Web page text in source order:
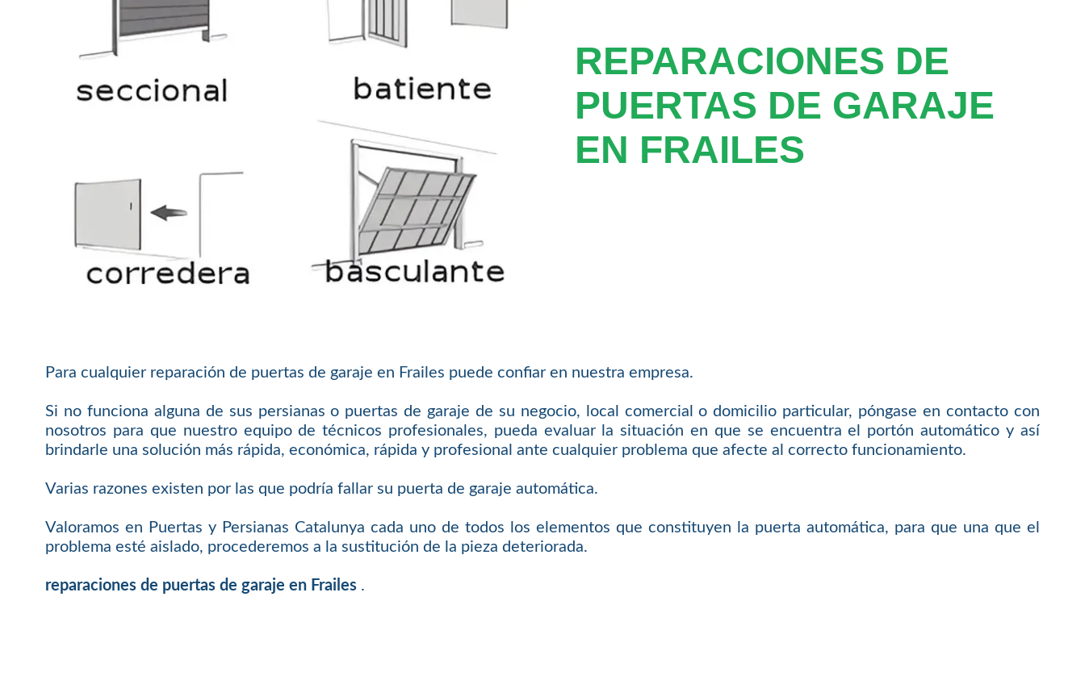
REPARACIONES DE
PUERTAS DE GARAJE
EN FRAILES
Para cualquier reparación de puertas de garaje en Frailes puede confiar en nuestra empresa.
Si no funciona alguna de sus persianas o puertas de garaje de su negocio, local comercial o domicilio particular, póngase en contacto con
nosotros para que nuestro equipo de técnicos profesionales, pueda evaluar la situación en que se encuentra el portón automático y así
brindarle una solución más rápida, económica, rápida y profesional ante cualquier problema que afecte al correcto funcionamiento.
Varias razones existen por las que podría fallar su puerta de garaje automática.
Valoramos en Puertas y Persianas Catalunya cada uno de todos los elementos que constituyen la puerta automática, para que una que el
problema esté aislado, procederemos a la sustitución de la pieza deteriorada.
reparaciones de puertas de garaje en Frailes .